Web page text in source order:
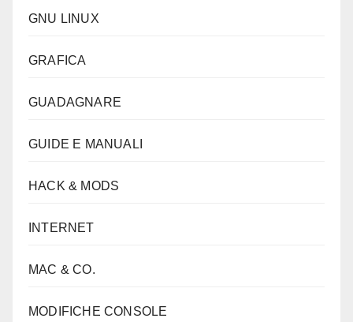
GNU LINUX
GRAFICA
GUADAGNARE
GUIDE E MANUALI
HACK & MODS
INTERNET
MAC & CO.
MODIFICHE CONSOLE